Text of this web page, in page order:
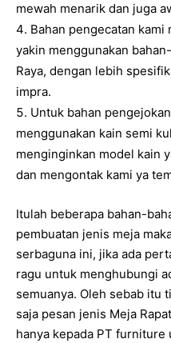
mewah menarik dan juga
Bahan pengecatan kami
yakin menggunakan
Raya, dengan lebih
impra.
Untuk bahan
menggunakan kain semi
menginginkan model kain
dan mengontak kami ya
Itulah beberapa bahan-
pembuatan jenis meja
serbaguna ini, jika ada
ragu untuk menghubungi
semuanya. Oleh sebab itu
saja pesan jenis Meja
hanya kepada PT furniture